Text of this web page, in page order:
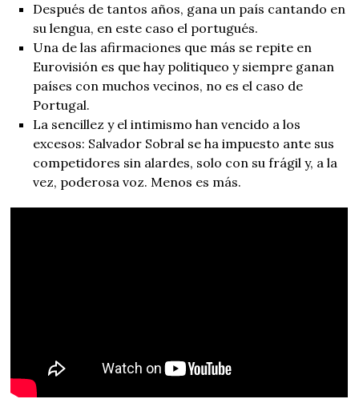
Después de tantos años, gana un país cantando en
su lengua, en este caso el portugués.
Una de las afirmaciones que más se repite en
Eurovisión es que hay politiqueo y siempre ganan
países con muchos vecinos, no es el caso de
Portugal.
La sencillez y el intimismo han vencido a los
excesos: Salvador Sobral se ha impuesto ante sus
competidores sin alardes, solo con su frágil y, a la
vez, poderosa voz. Menos es más.